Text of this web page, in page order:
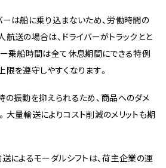
ーは船に乗り込まないため、労働時間の
送の場合は、ドライバーがトラックとと
ー乗船時間は全て休息期間にできる特例
を遵守しやすくなります。
の振動を抑えられるため、商品へのダメ
大量輸送によりコスト削減のメリットも期
によるモーダルシフトは、荷主企業の運